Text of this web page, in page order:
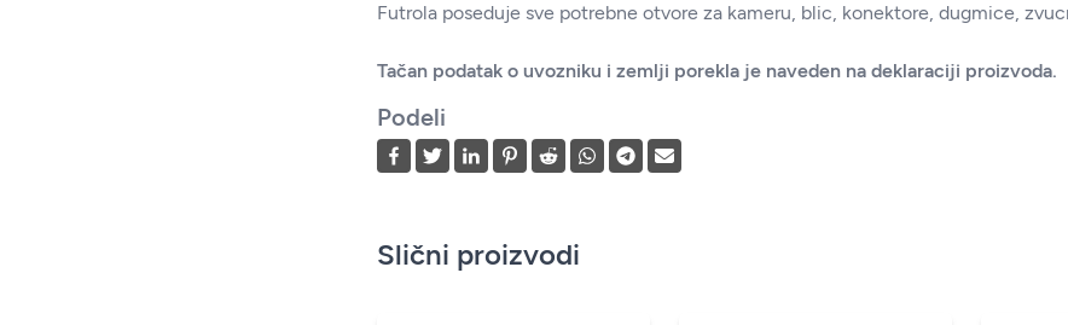
Futrola poseduje sve potrebne otvore za kameru, blic, konektore, dugmice,
Tačan podatak o uvozniku i zemlji porekla je naveden na deklaraciji proizvoda.
Podeli
Slični proizvodi